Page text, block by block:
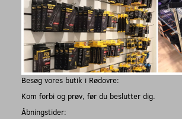
Besøg vores butik i Rødovre:
Kom forbi og prøv, før du beslutter dig.
Åbningstider: